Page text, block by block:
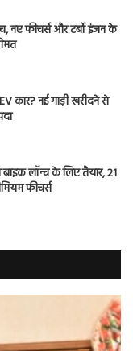
नए फीचर्स और टर्बो इंजन के
कार? नई गाड़ी खरीदने से
लॉन्च के लिए तैयार, 21
फीचर्स